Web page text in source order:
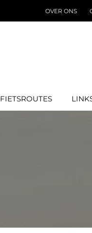
OVER ONS
FIETSROUTES